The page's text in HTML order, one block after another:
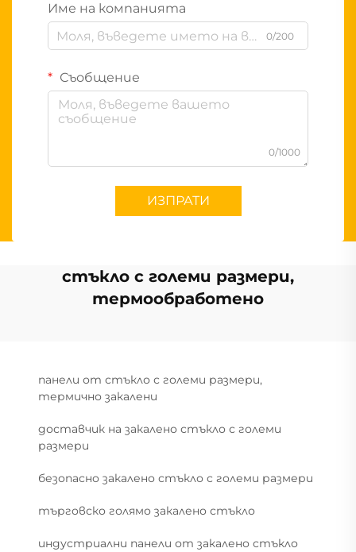
Име на компанията
0/200
Съобщение
0/1000
ИЗПРАТИ
стъкло с големи размери,
термообработено
панели от стъкло с големи размери,
термично закалени
доставчик на закалено стъкло с големи
размери
безопасно закалено стъкло с големи размери
търговско голямо закалено стъкло
индустриални панели от закалено стъкло